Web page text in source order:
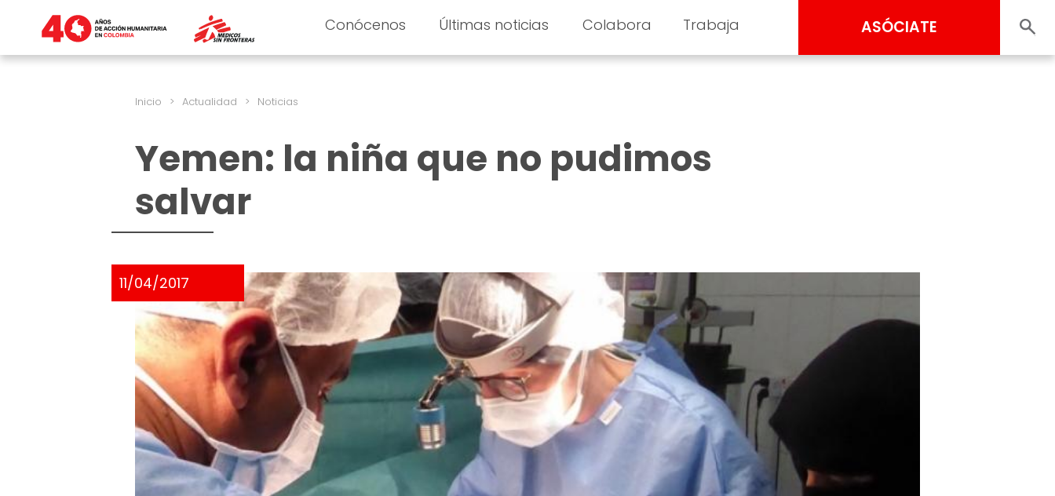
Conócenos Últimas noticias Colabora Trabaja ASÓCIATE
Inicio > Actualidad > Noticias
Yemen: la niña que no pudimos
salvar
11/04/2017